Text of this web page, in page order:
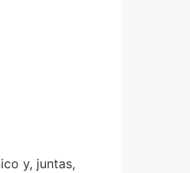
y, juntas,